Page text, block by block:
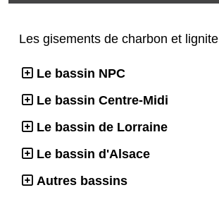
Les gisements de charbon et lignite
Le bassin NPC
Le bassin Centre-Midi
Le bassin de Lorraine
Le bassin d'Alsace
Autres bassins